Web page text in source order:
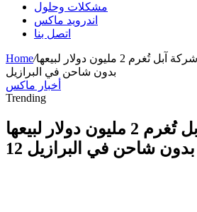
مشكلات وحلول
اندرويد ماكس
اتصل بنا
Home/شركة آبل تُغرم 2 مليون دولار لبيعها iPhone 12
بدون شاحن في البرازيل
أخبار ماكس
Trending
شركة آبل تُغرم 2 مليون دولار لبيعها iPhone
12 بدون شاحن في البرازيل